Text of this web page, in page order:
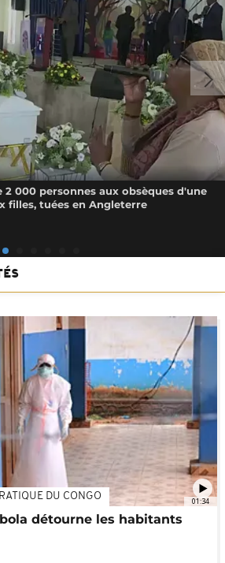
2 000 personnes aux obsèques d'une
filles, tuées en Angleterre
01:34
DU CONGO
détourne les habitants